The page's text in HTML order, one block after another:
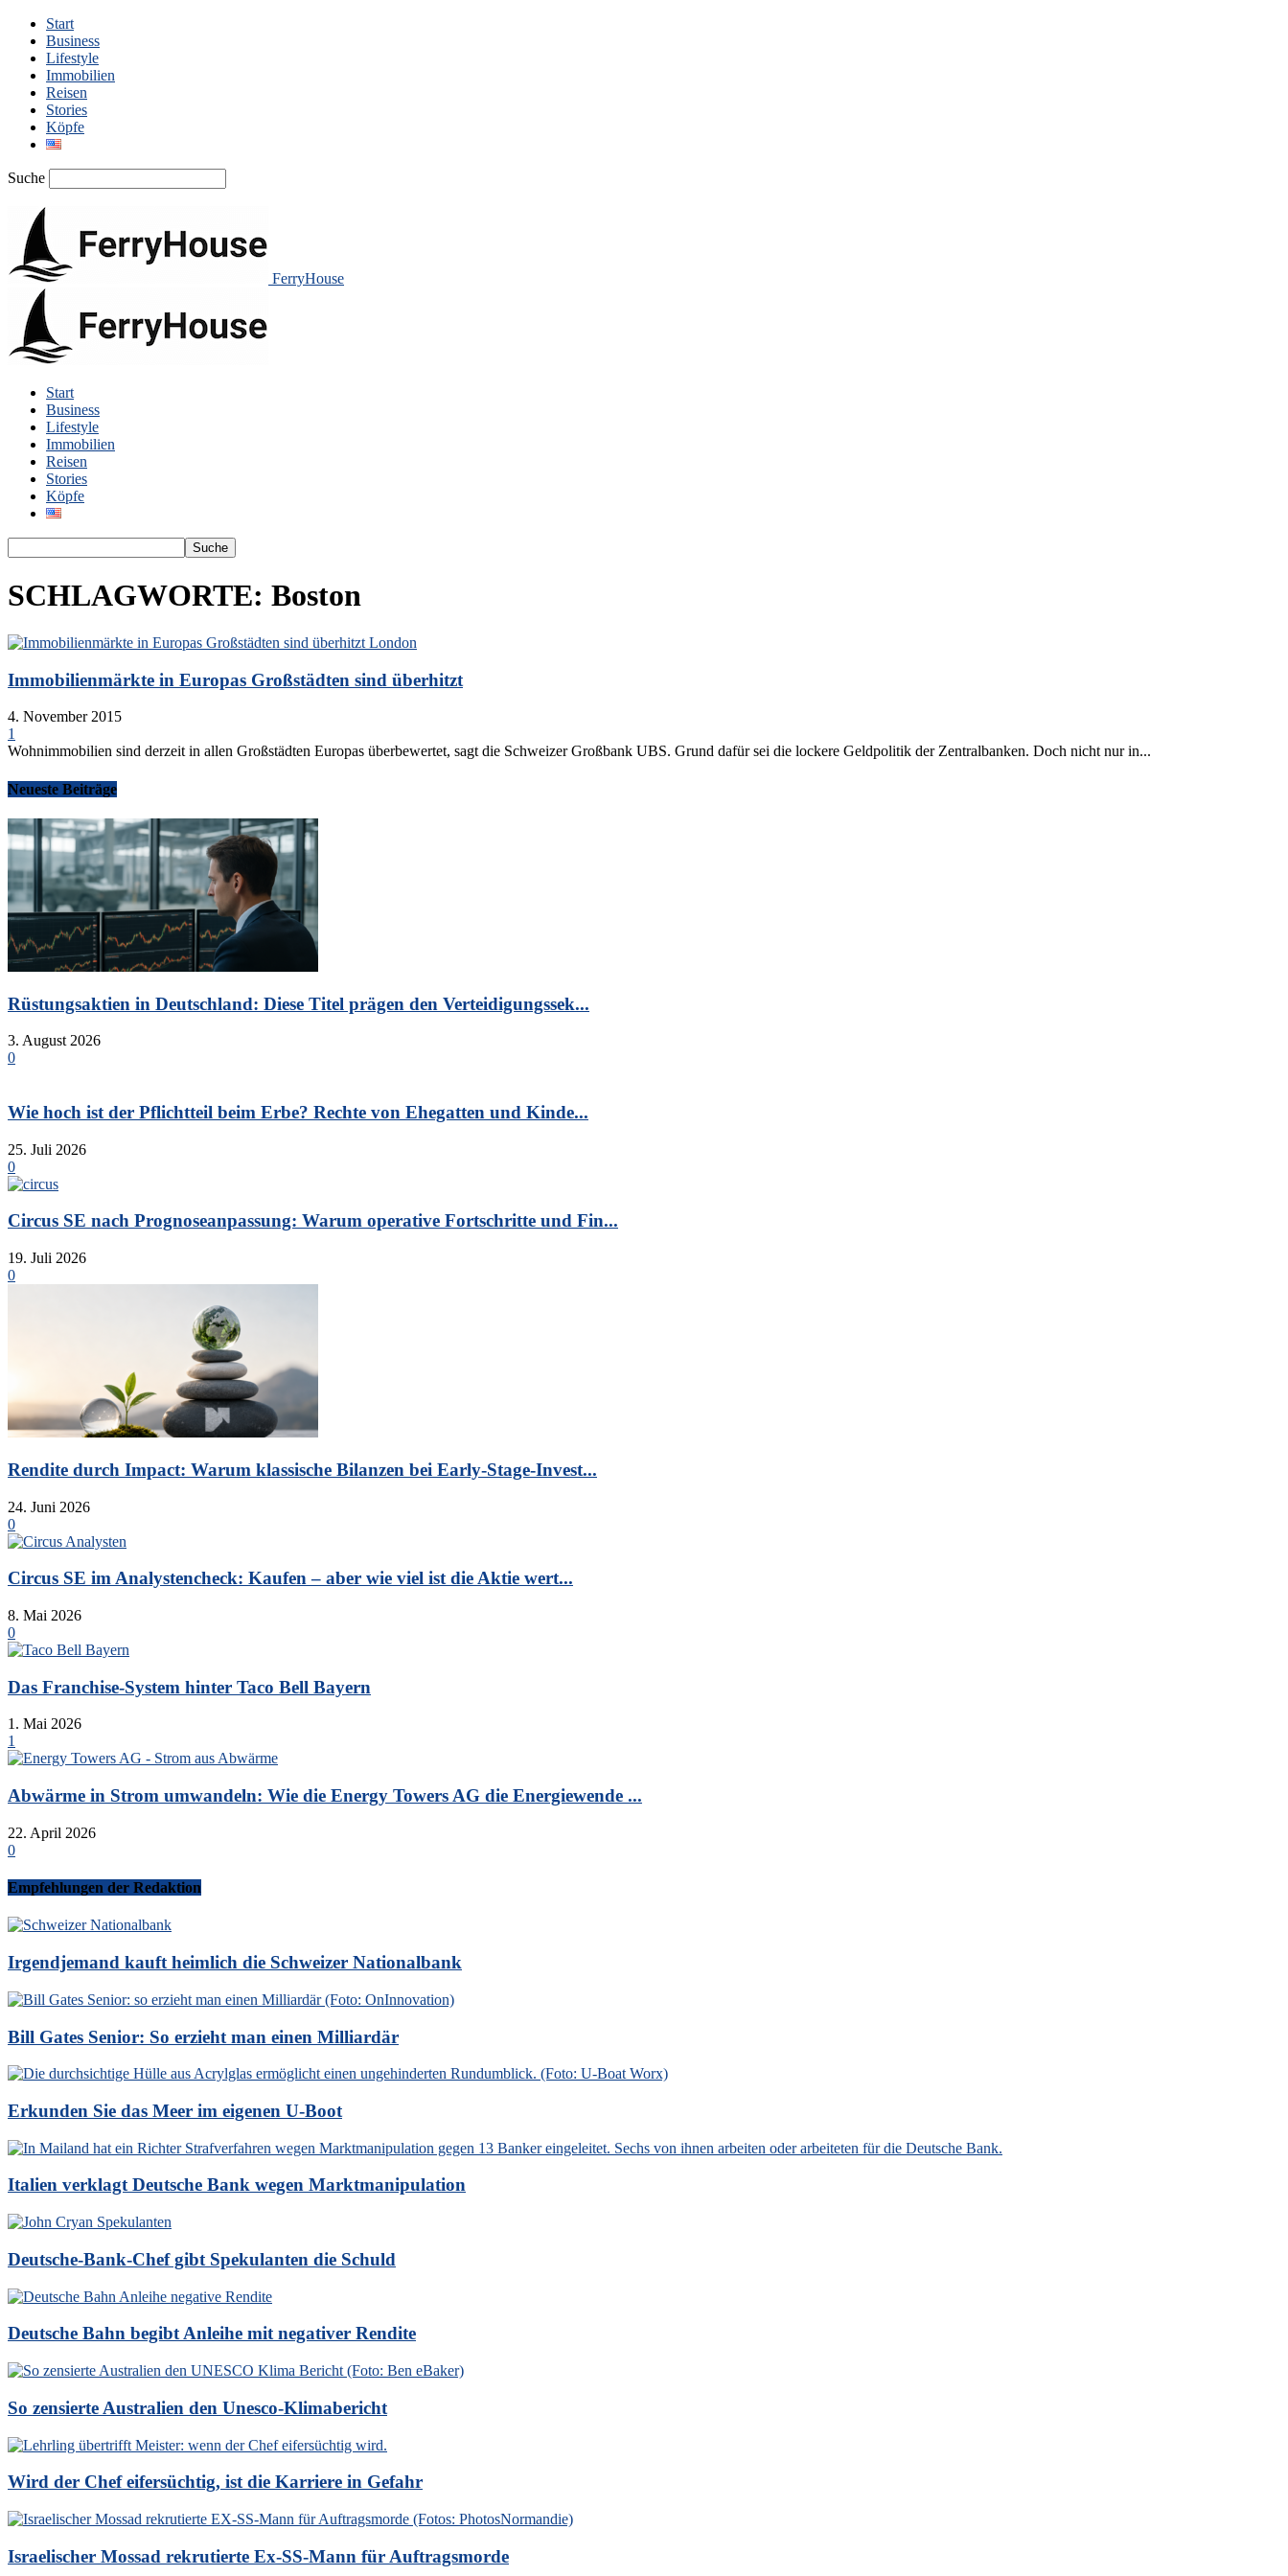
Start
Business
Lifestyle
Immobilien
Reisen
Stories
Köpfe
Suche
FerryHouse
Start
Business
Lifestyle
Immobilien
Reisen
Stories
Köpfe
SCHLAGWORTE: Boston
Immobilienmärkte in Europas Großstädten sind überhitzt
4. November 2015
1
Wohnimmobilien sind derzeit in allen Großstädten Europas überbewertet, sagt die Schweizer Großbank UBS. Grund dafür sei die lockere Geldpolitik der Zentralbanken. Doch nicht nur in...
Neueste Beiträge
Rüstungsaktien in Deutschland: Diese Titel prägen den Verteidigungssek...
3. August 2026
0
Wie hoch ist der Pflichtteil beim Erbe? Rechte von Ehegatten und Kinde...
25. Juli 2026
0
Circus SE nach Prognoseanpassung: Warum operative Fortschritte und Fin...
19. Juli 2026
0
Rendite durch Impact: Warum klassische Bilanzen bei Early-Stage-Invest...
24. Juni 2026
0
Circus SE im Analystencheck: Kaufen – aber wie viel ist die Aktie wert...
8. Mai 2026
0
Das Franchise-System hinter Taco Bell Bayern
1. Mai 2026
1
Abwärme in Strom umwandeln: Wie die Energy Towers AG die Energiewende ...
22. April 2026
0
Empfehlungen der Redaktion
Irgendjemand kauft heimlich die Schweizer Nationalbank
Bill Gates Senior: So erzieht man einen Milliardär
Erkunden Sie das Meer im eigenen U-Boot
Italien verklagt Deutsche Bank wegen Marktmanipulation
Deutsche-Bank-Chef gibt Spekulanten die Schuld
Deutsche Bahn begibt Anleihe mit negativer Rendite
So zensierte Australien den Unesco-Klimabericht
Wird der Chef eifersüchtig, ist die Karriere in Gefahr
Israelischer Mossad rekrutierte Ex-SS-Mann für Auftragsmorde